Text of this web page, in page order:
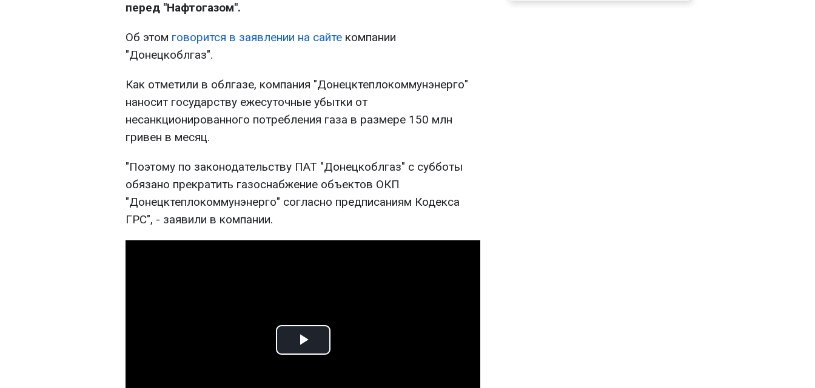
перед "Нафтогазом".
Об этом говорится в заявлении на сайте компании
"Донецкоблгаз".
Как отметили в облгазе, компания "Донецктеплокоммунэнерго"
наносит государству ежесуточные убытки от
несанкционированного потребления газа в размере 150 млн
гривен в месяц.
"Поэтому по законодательству ПАТ "Донецкоблгаз" с субботы
обязано прекратить газоснабжение объектов ОКП
"Донецктеплокоммунэнерго" согласно предписаниям Кодекса
ГРС", - заявили в компании.
Play